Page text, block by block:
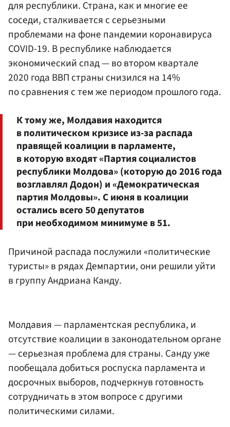
для республики. Страна, как и многие ее
соседи, сталкивается с серьезными
проблемами на фоне пандемии коронавируса
COVID-19. В республике наблюдается
экономический спад — во втором квартале
2020 года ВВП страны снизился на 14%
по сравнения с тем же периодом прошлого года.
К тому же, Молдавия находится
в политическом кризисе из-за распада
правящей коалиции в парламенте,
в которую входят «Партия социалистов
республики Молдова» (которую до 2016 года
возглавлял Додон) и «Демократическая
партия Молдовы». С июня в коалиции
остались всего 50 депутатов
при необходимом минимуме в 51.
Причиной распада послужили «политические
туристы» в рядах Демпартии, они решили уйти
в группу Андриана Канду.
Молдавия — парламентская республика, и
отсутствие коалиции в законодательном органе
— серьезная проблема для страны. Санду уже
пообещала добиться роспуска парламента и
досрочных выборов, подчеркнув готовность
сотрудничать в этом вопросе с другими
политическими силами.